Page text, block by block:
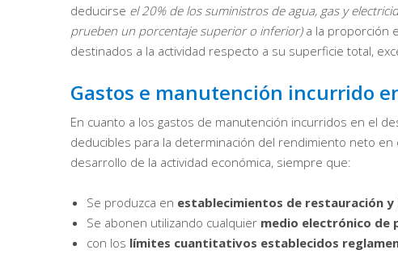
deducirse el 20% de los suministros de agua, gas y
prueben un porcentaje superior o inferior) a la proporción
destinados a la actividad respecto a su superficie total,
Gastos e manutención incurrido
En cuanto a los gastos de manutención incurridos en el
deducibles para la determinación del rendimiento neto
desarrollo de la actividad económica, siempre que:
Se produzca en establecimientos de restauración
Se abonen utilizando cualquier medio electrónico de
con los límites cuantitativos establecidos